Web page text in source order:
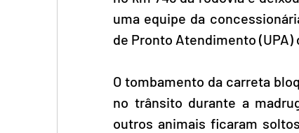
uma equipe da
de Pronto Atendimento (UPA)
O tombamento da carreta
no trânsito durante a
outros animais ficaram